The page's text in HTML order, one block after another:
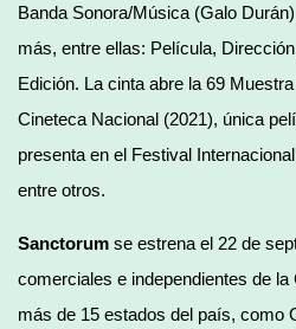
Banda Sonora/Música (Galo
más, entre ellas: Película,
Edición. La cinta abre la 69
Cineteca Nacional (2021), única
presenta en el Festival
entre otros.
Sanctorum se estrena el 22 de
comerciales e independientes de
más de 15 estados del país, como